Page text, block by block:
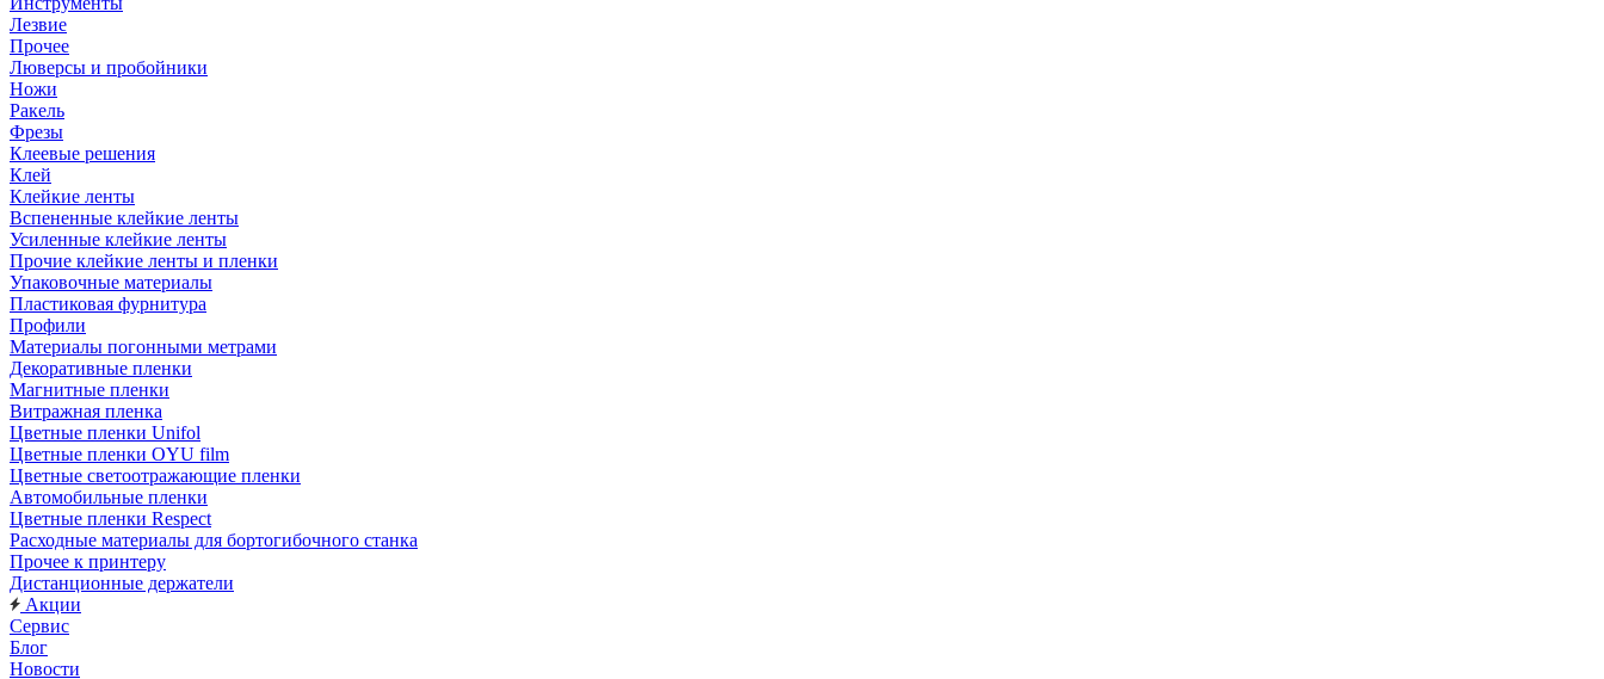
Лезвие
Прочее
Люверсы и пробойники
Ножи
Ракель
Фрезы
Клеевые решения
Клей
Клейкие ленты
Вспененные клейкие ленты
Усиленные клейкие ленты
Прочие клейкие ленты и пленки
Упаковочные материалы
Пластиковая фурнитура
Профили
Материалы погонными метрами
Декоративные пленки
Магнитные пленки
Витражная пленка
Цветные пленки Unifol
Цветные пленки OYU film
Цветные светоотражающие пленки
Автомобильные пленки
Цветные пленки Respect
Расходные материалы для бортогибочного станка
Прочее к принтеру
Дистанционные держатели
Акции
Сервис
Блог
Новости